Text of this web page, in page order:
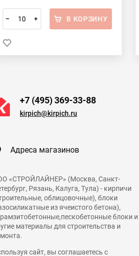
– + В КОРЗИНУ
+7 (495) 369-33-88
kirpich@kirpich.ru
Адреса магазинов
«СТРОЙЛАЙНЕР» (Москва, Санкт-
Рязань, Калуга, Тула) - кирпичи
облицовочные), блоки
из ячеистого бетона),
блоки и
материалы для строительства и
сайт, вы соглашаетесь с